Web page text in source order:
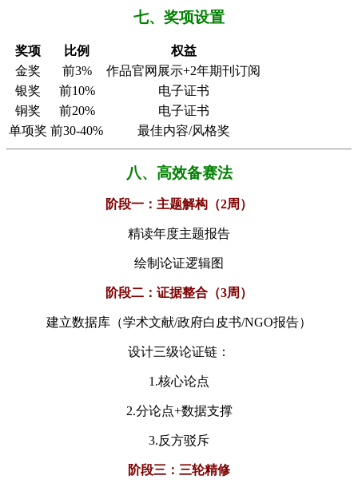
七、​​奖项设置​
奖项 比例
权益
金奖
前3%
作品官网展示+2年期刊订阅
银奖
前10%
电子证书
铜奖
前20%
电子证书
单项奖 前30-40% 最佳内容/风格奖
八、​​高效备赛法​
​阶段一：主题解构（2周）​
精读年度主题报告
绘制论证逻辑图
​阶段二：证据整合（3周）​
建立数据库（学术文献/政府白皮书/NGO报告）
设计三级论证链：
1.核心论点
2.分论点+数据支撑
3.反方驳斥
​阶段三：三轮精修​